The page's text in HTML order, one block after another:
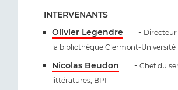
INTERVENANTS
Olivier Legendre
-
la bibliothèque Clermont-Université
Nicolas Beudon - Chef du
littératures, BPI